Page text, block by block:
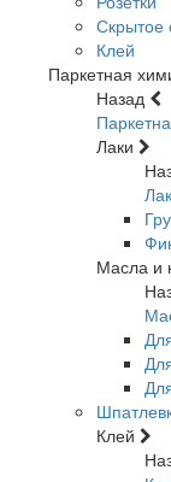
Скрытое
Клей
Паркетная
Назад
Лаки
Масла и
Клей